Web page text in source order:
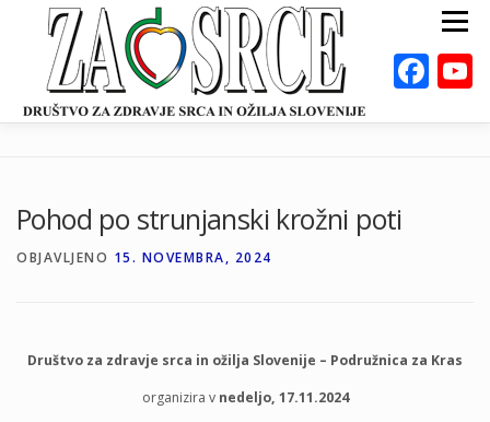
Preskoči
Meni
DEJAVNOSTI ODKLOP-I VAROVALNA ŽIVILA
Pohod po strunjanski krožni poti
OBJAVLJENO 15. NOVEMBRA, 2024
Društvo za zdravje srca in ožilja Slovenije – Podružnica za Kras
organizira v nedeljo, 17.11.2024